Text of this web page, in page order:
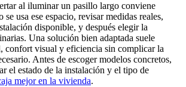
al iluminar un pasillo largo conviene
usa ese espacio, revisar medidas reales,
disponible, y después elegir la
Una solución bien adaptada suele
confort visual y eficiencia sin complicar la
Antes de escoger modelos concretos,
el estado de la instalación y el tipo de
mejor en la vivienda.